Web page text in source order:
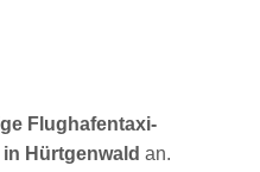
Flughafentaxi-
Hürtgenwald an.